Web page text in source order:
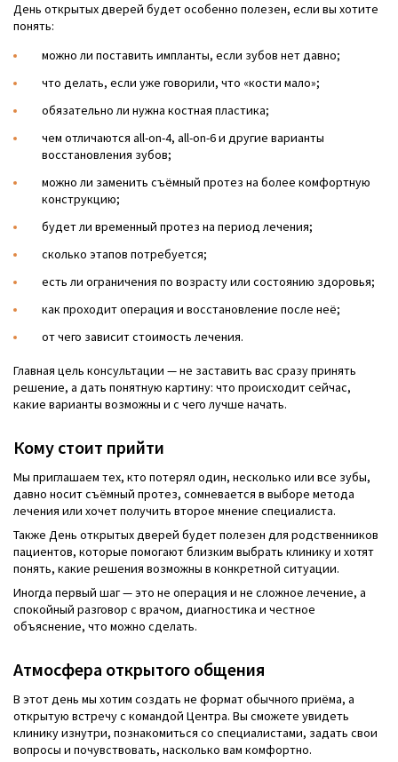
День открытых дверей будет особенно полезен, если вы хотите
понять:
можно ли поставить импланты, если зубов нет давно;
что делать, если уже говорили, что «кости мало»;
обязательно ли нужна костная пластика;
чем отличаются all-on-4, all-on-6 и другие варианты
восстановления зубов;
можно ли заменить съёмный протез на более комфортную
конструкцию;
будет ли временный протез на период лечения;
сколько этапов потребуется;
есть ли ограничения по возрасту или состоянию здоровья;
как проходит операция и восстановление после неё;
от чего зависит стоимость лечения.
Главная цель консультации — не заставить вас сразу принять
решение, а дать понятную картину: что происходит сейчас,
какие варианты возможны и с чего лучше начать.
Кому стоит прийти
Мы приглашаем тех, кто потерял один, несколько или все зубы,
давно носит съёмный протез, сомневается в выборе метода
лечения или хочет получить второе мнение специалиста.
Также День открытых дверей будет полезен для родственников
пациентов, которые помогают близким выбрать клинику и хотят
понять, какие решения возможны в конкретной ситуации.
Иногда первый шаг — это не операция и не сложное лечение, а
спокойный разговор с врачом, диагностика и честное
объяснение, что можно сделать.
Атмосфера открытого общения
В этот день мы хотим создать не формат обычного приёма, а
открытую встречу с командой Центра. Вы сможете увидеть
клинику изнутри, познакомиться со специалистами, задать свои
вопросы и почувствовать, насколько вам комфортно.